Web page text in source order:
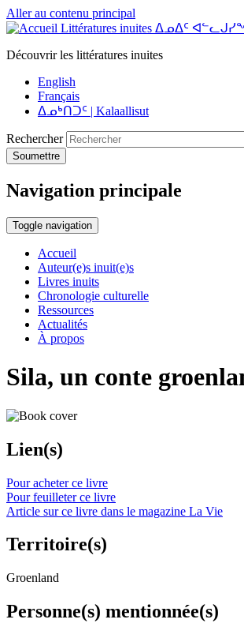
Aller au contenu principal
Littératures inuites ᐃᓄᐃᑦ
Découvrir les littératures inuites
English
Français
ᐃᓄᒃᑎᑐᑦ | Kalaallisut
Rechercher
Soumettre
Navigation principale
Toggle navigation
Accueil
Auteur(e)s inuit(e)s
Livres inuits
Chronologie culturelle
Ressources
Actualités
À propos
Sila, un conte
Lien(s)
Pour acheter ce livre
Pour feuilleter ce livre
Article sur ce livre dans le magazine La Vie
Territoire(s)
Groenland
Personne(s) mentionnée(s)